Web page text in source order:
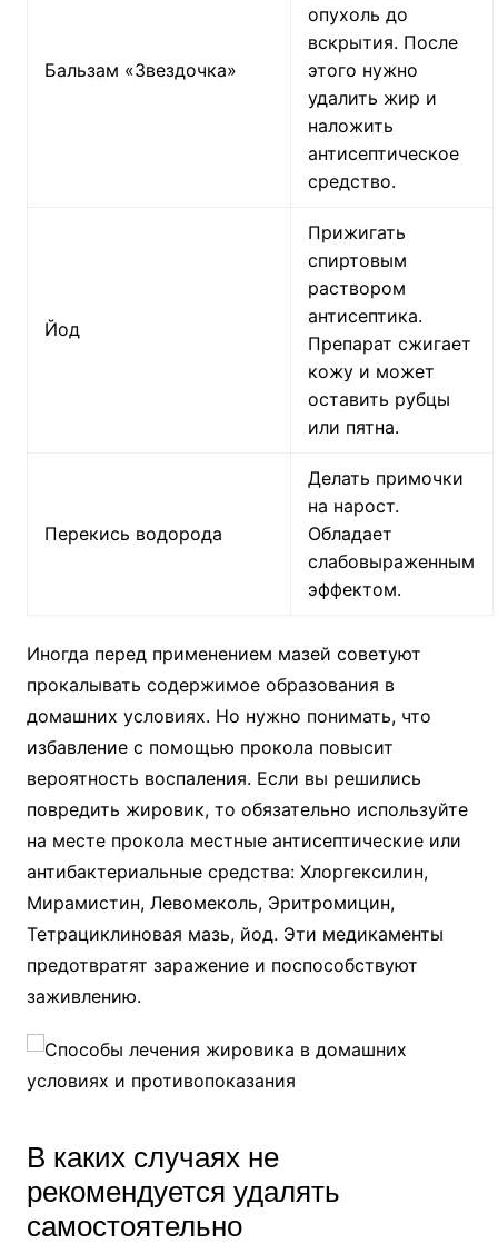
Бальзам «Звездочка»
опухоль до
вскрытия. После
этого нужно
удалить жир и
наложить
антисептическое
средство.
Йод
Прижигать
спиртовым
раствором
антисептика.
Препарат сжигает
кожу и может
оставить рубцы
или пятна.
Перекись водорода
Делать примочки
на нарост.
Обладает
слабовыраженным
эффектом.
Иногда перед применением мазей советуют
прокалывать содержимое образования в
домашних условиях. Но нужно понимать, что
избавление с помощью прокола повысит
вероятность воспаления. Если вы решились
повредить жировик, то обязательно используйте
на месте прокола местные антисептические или
антибактериальные средства: Хлоргексилин,
Мирамистин, Левомеколь, Эритромицин,
Тетрациклиновая мазь, йод. Эти медикаменты
предотвратят заражение и поспособствуют
заживлению.
В каких случаях не
рекомендуется удалять
самостоятельно